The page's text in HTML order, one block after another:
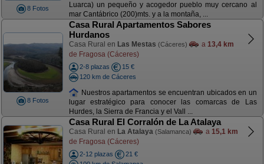
8 Fotos
Luarca) un pequeño y acogedor pueblo muy cercano al
mar Cantábrico (200)mts. y a la montaña, ...
8 Fotos
Casa Rural Apartamentos Sabores
Hurdanos
Casa Rural en Las Mestas (Cáceres) a 13,4 km
de Fragosa (Cáceres)
2-8 plazas
15 €
120 km de Cáceres
Nuestros apartamentos se encuentran ubicados en un
lugar estratégico para conocer las comarcas de Las
Hurdes, la Sierra de Francia y el Vall ...
Casa Rural El Corralón de La Atalaya
Casa Rural en La Atalaya (Salamanca) a 15,1 km
de Fragosa (Cáceres)
2-12 plazas
21 €